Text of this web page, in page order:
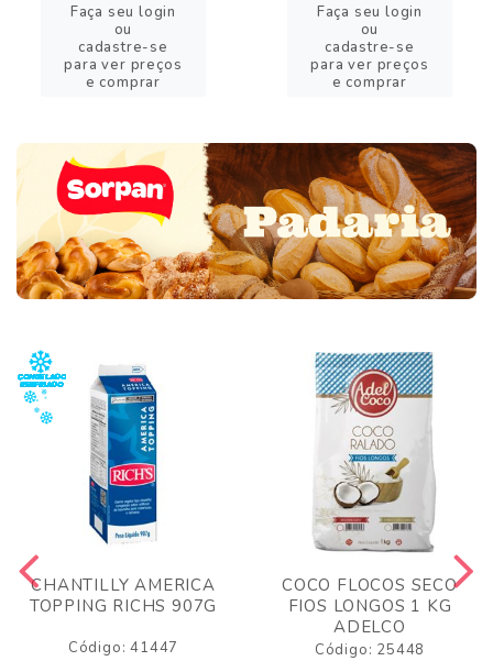
Faça seu login
ou
cadastre-se
para ver preços
e comprar
Faça seu login
ou
cadastre-se
para ver preços
e comprar
CHANTILLY AMERICA
TOPPING RICHS 907G
Código: 41447
COCO FLOCOS SECO
FIOS LONGOS 1 KG
ADELCO
Código: 25448